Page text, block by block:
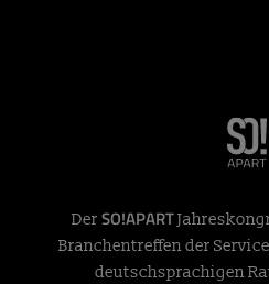
Der SO!APART
Branchentreffen der
deutschsprachigen